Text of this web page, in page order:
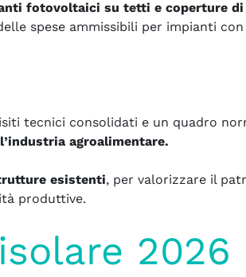
fotovoltaici su tetti e coperture di
spese ammissibili per impianti con
tecnici consolidati e un quadro
agroalimentare.
esistenti, per valorizzare il
produttive.
2026